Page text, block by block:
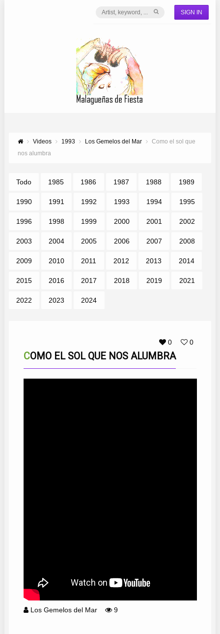
SIGN IN
Videos 1993 Los Gemelos del Mar
Como el sol que
nos alumbra
Todo 1985 1986 1987 1988 1989
1990 1991 1992 1993 1994 1995
1996 1998 1999 2000 2001 2002
2003 2004 2005 2006 2007 2008
2009 2010 2011 2012 2013 2014
2015 2016 2017 2018 2019 2021
2022 2023 2024
0 0
COMO EL SOL QUE NOS ALUMBRA
Los Gemelos del Mar 9